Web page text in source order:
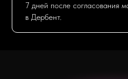
7 дней после согласования
в Дербент.